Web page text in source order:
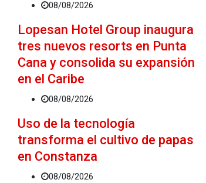
08/08/2026
Lopesan Hotel Group inaugura
tres nuevos resorts en Punta
Cana y consolida su expansión
en el Caribe
08/08/2026
Uso de la tecnología
transforma el cultivo de papas
en Constanza
08/08/2026